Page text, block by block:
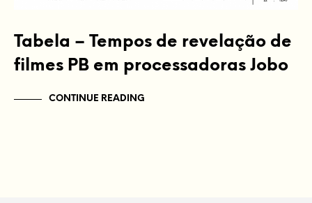
Tabela – Tempos de revelação de
filmes PB em processadoras Jobo
CONTINUE READING